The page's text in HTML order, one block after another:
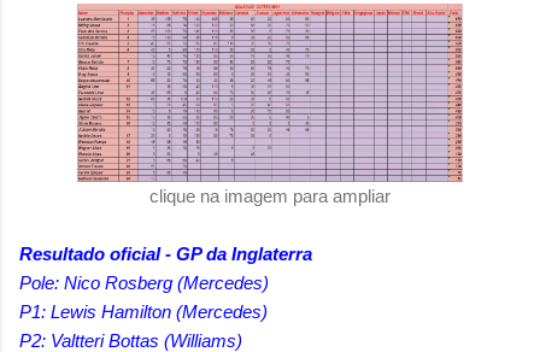
clique na imagem para ampliar
Resultado oficial - GP da Inglaterra
Pole: Nico Rosberg (Mercedes)
P1: Lewis Hamilton (Mercedes)
P2: Valtteri Bottas (Williams)